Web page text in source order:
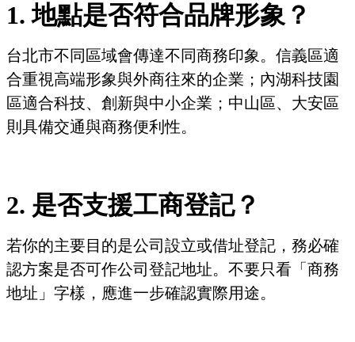
1. 地點是否符合品牌形象？
台北市不同區域會傳達不同商務印象。信義區適
合重視高端形象與外商往來的企業；內湖科技園
區適合科技、創新與中小企業；中山區、大安區
則具備交通與商務便利性。
2. 是否支援工商登記？
若你的主要目的是公司設立或借址登記，務必確
認方案是否可作公司登記地址。不要只看「商務
地址」字樣，應進一步確認實際用途。